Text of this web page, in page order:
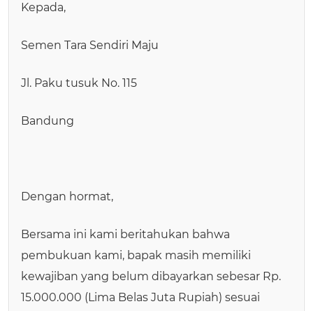
Kepada,
Semen Tara Sendiri Maju
Jl. Paku tusuk No. 115
Bandung
Dengan hormat,
Bersama ini kami beritahukan bahwa
pembukuan kami, bapak masih memiliki
kewajiban yang belum dibayarkan sebesar Rp.
15.000.000 (Lima Belas Juta Rupiah) sesuai